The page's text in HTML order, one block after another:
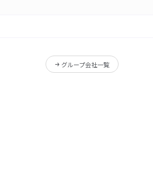
グループ会社一覧